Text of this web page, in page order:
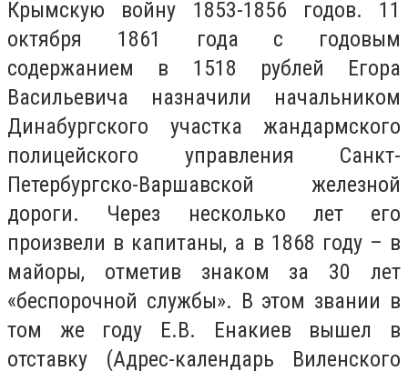
Крымскую войну 1853-1856 годов. 11
октября 1861 года с годовым
содержанием в 1518 рублей Егора
Васильевича назначили начальником
Динабургского участка жандармского
полицейского управления Санкт-
Петербургско-Варшавской железной
дороги. Через несколько лет его
произвели в капитаны, а в 1868 году – в
майоры, отметив знаком за 30 лет
«беспорочной службы». В этом звании в
том же году Е.В. Енакиев вышел в
отставку (Адрес-календарь Виленского